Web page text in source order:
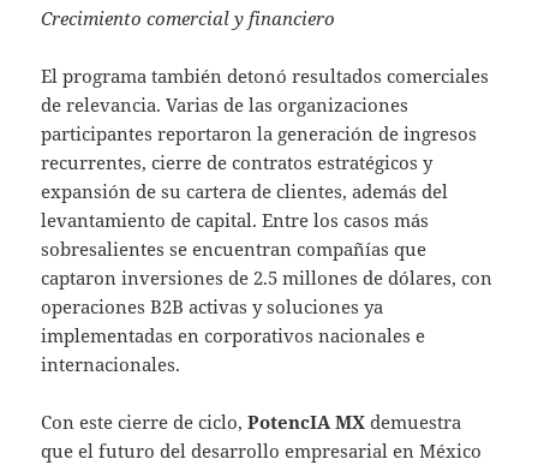
Crecimiento comercial y financiero
El programa también detonó resultados comerciales
de relevancia. Varias de las organizaciones
participantes reportaron la generación de ingresos
recurrentes, cierre de contratos estratégicos y
expansión de su cartera de clientes, además del
levantamiento de capital. Entre los casos más
sobresalientes se encuentran compañías que
captaron inversiones de 2.5 millones de dólares, con
operaciones B2B activas y soluciones ya
implementadas en corporativos nacionales e
internacionales.
Con este cierre de ciclo,PotencIA MXdemuestra
que el futuro del desarrollo empresarial en México